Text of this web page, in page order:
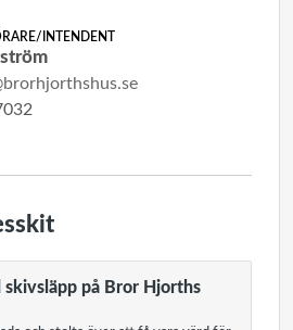
INTENDENT
skivsläpp på Bror Hjorths